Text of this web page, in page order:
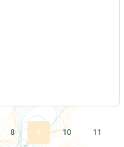
8 9(actuel)10 11